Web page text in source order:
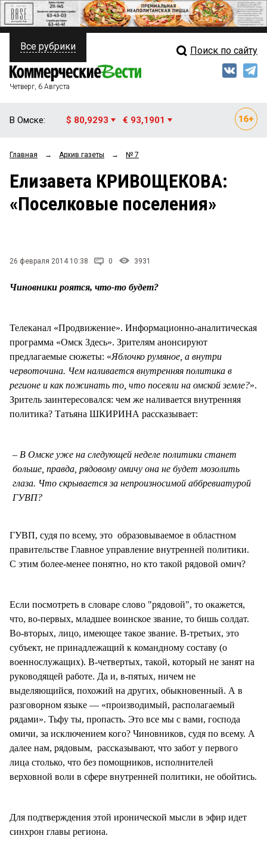
ПОЛИТИКА
ФИНАНСЫ
ОБЩЕСТВО
ЗАКОН
СТИЛЬ ЖИЗНИ
Свежий выпуск
Рейтинги
Блоги
Все рубрики Поиск по сайту
Четверг, 6 Августа
В Омске: $ 80,9293 € 93,1901
Главная → Архив газеты → № 7
Елизавета КРИВОЩЕКОВА:
«Поселковые поселения»
26 февраля 2014 10:38 0 3931
Чиновники роятся, что-то будет?
Телеканал «Продвижение». Информационно-аналитическая
программа «Омск Здесь». Зрителям анонсируют
предлагаемые сюжеты: «Яблочко румяное, а внутри
червоточина. Чем наливается внутренняя политика в
регионе и как пожинать то, что посеяли на омской земле?».
Зритель заинтересовался: чем же наливается внутренняя
политика? Татьяна ШКИРИНА рассказывает:
В Омске уже на следующей неделе политики станет
больше, правда, рядовому омичу она не будет мозолить
глаза. Что скрывается за непроизносимой аббревиатурой
ГУВП?
ГУВП, судя по всему, это образовываемое в областном
правительстве Главное управление внутренней политики.
С этим более-менее понятно, но кто такой рядовой омич?
Если посмотреть в словаре слово "рядовой", то окажется,
что, во-первых, младшее воинское звание, то бишь солдат.
Во-вторых, лицо, имеющее такое звание. В-третьих, это
субъект, не принадлежащий к командному составу (о
военнослужащих). В-четвертых, такой, который не занят на
руководящей работе. Да и, в-пятых, ничем не
выделяющийся, похожий на других, обыкновенный. А в
разговорном языке — «производимый, располагаемый
рядами». Тьфу ты, пропасть. Это все мы с вами, господа
омичи, за исключением кого? Чиновников, судя по всему. А
далее нам, рядовым, рассказывают, что забот у первого
лица столько, что без помощников, исполнителей
верховной воли в сфере внутренней политики, не обойтись.
Для подтверждения этой иронической мысли в эфир идет
синхрон главы региона.